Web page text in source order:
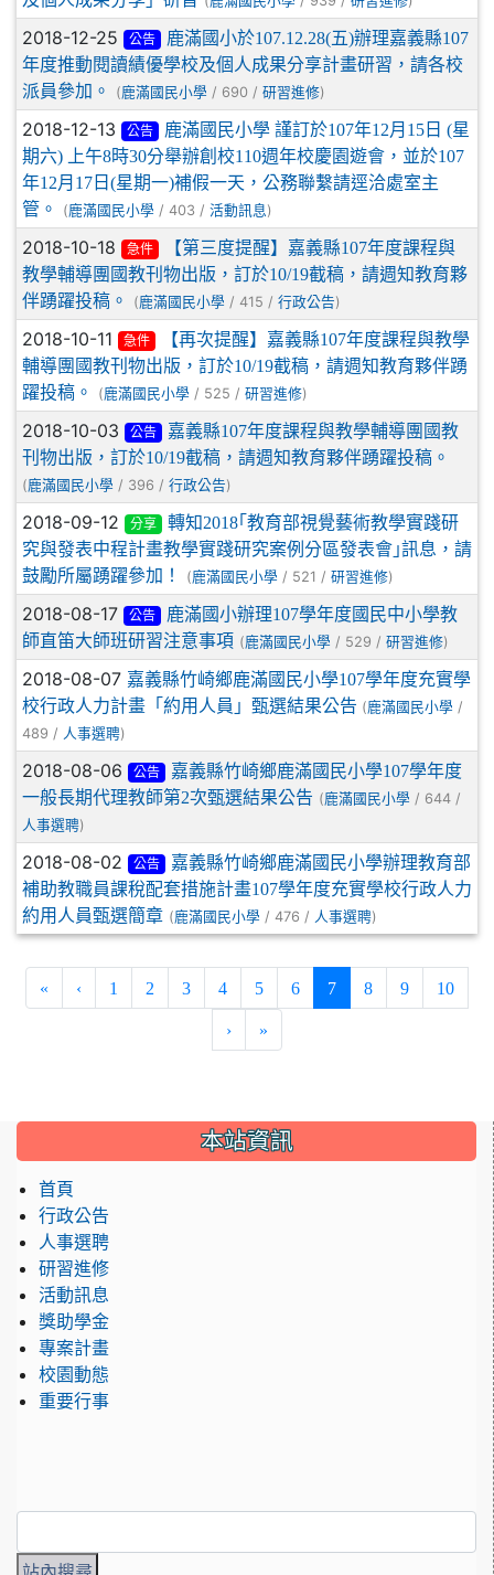
2018-12-25 公告
鹿滿國小於107.12.28(五)辦理嘉義縣107
年度推動閱讀績優學校及個人成果分享計畫研習，請各校
派員參加。
(鹿滿國民小學 / 690 / 研習進修)
2018-12-13 公告
鹿滿國民小學 謹訂於107年12月15日 (星
期六) 上午8時30分舉辦創校110週年校慶園遊會，並於107
年12月17日(星期一)補假一天，公務聯繫請逕洽處室主
管。
(鹿滿國民小學 / 403 / 活動訊息 )
2018-10-18 急件
【第三度提醒】嘉義縣107年度課程與
教學輔導團國教刊物出版，訂於10/19截稿，請週知教育夥
伴踴躍投稿。
(鹿滿國民小學 / 415 / 行政公告)
2018-10-11 急件
【再次提醒】嘉義縣107年度課程與教學
輔導團國教刊物出版，訂於10/19截稿，請週知教育夥伴踴
躍投稿。
(鹿滿國民小學 / 525 / 研習進修)
2018-10-03 公告
嘉義縣107年度課程與教學輔導團國教
刊物出版，訂於10/19截稿，請週知教育夥伴踴躍投稿。
(鹿滿國民小學 / 396 / 行政公告)
2018-09-12 分享
轉知2018｢教育部視覺藝術教學實踐研
究與發表中程計畫教學實踐研究案例分區發表會｣訊息，請
鼓勵所屬踴躍參加！
(鹿滿國民小學 / 521 / 研習進修)
2018-08-17 公告
鹿滿國小辦理107學年度國民中小學教
師直笛大師班研習注意事項 (鹿滿國民小學 / 529 / 研習進修)
2018-08-07 嘉義縣竹崎鄉鹿滿國民小學107學年度充實學
校行政人力計畫「約用人員」甄選結果公告 (鹿滿國民小學 /
489 / 人事選聘)
2018-08-06 公告
嘉義縣竹崎鄉鹿滿國民小學107學年度
一般長期代理教師第2次甄選結果公告 (鹿滿國民小學 / 644 /
人事選聘)
2018-08-02 公告
嘉義縣竹崎鄉鹿滿國民小學辦理教育部
補助教職員課稅配套措施計畫107學年度充實學校行政人力
約用人員甄選簡章 (鹿滿國民小學 / 476 / 人事選聘)
« ‹ 1 2 3 4 5 6 7(current)
8 9 10
› »
::: 本站資訊
首頁
行政公告
人事選聘
研習進修
活動訊息
獎助學金
專案計畫
校園動態
重要行事